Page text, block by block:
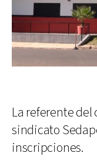
La referente del
sindicato
inscripciones.